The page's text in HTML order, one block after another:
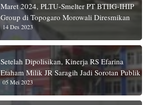
Maret 2024, PLTU-Smelter PT BTIIG-IHIP
Group di Topogaro Morowali Diresmikan
14 Des 2023
Setelah Dipolisikan, Kinerja RS Efarina
Etaham Milik JR Saragih Jadi Sorotan Publik
05 Mei 2023